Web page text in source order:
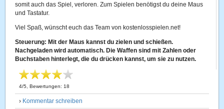
somit auch das Spiel, verloren. Zum Spielen benötigst du deine Maus
und Tastatur.
Viel Spaß, wünscht euch das Team von kostenlosspielen.net!
Steuerung: Mit der Maus kannst du zielen und schießen.
Nachgeladen wird automatisch. Die Waffen sind mit Zahlen oder
Buchstaben hinterlegt, die du drücken kannst, um sie zu nutzen.
4/5 , Bewertungen: 18
› Kommentar schreiben